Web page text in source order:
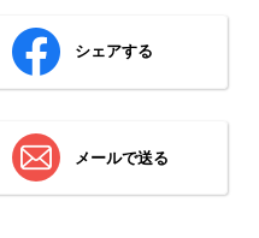
シェアする
メールで送る